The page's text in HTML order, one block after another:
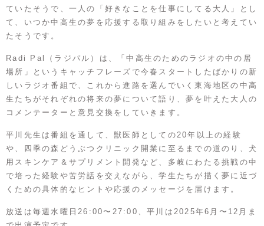
ていたそうで、一人の「好きなことを仕事にしてる大人」とし
て、いつか中高生の夢を応援する取り組みをしたいと考えてい
たそうです。
Radi Pal（ラジパル）は、「中高生のためのラジオの中の居
場所」というキャッチフレーズで今春スタートしたばかりの新
しいラジオ番組で、これから進路を選んでいく東海地区の中高
生たちがそれぞれの将来の夢について語り、夢を叶えた大人の
コメンテーターと意見交換をしていきます。
平川先生は番組を通して、獣医師としての20年以上の経験
や、四季の森どうぶつクリニック開業に至るまでの道のり、犬
用スキンケア＆サプリメント開発など、多岐にわたる挑戦の中
で培った経験や苦労話を交えながら、学生たちが描く夢に近づ
くための具体的なヒントや応援のメッセージを届けます。
放送は毎週水曜日26:00〜27:00、平川は2025年6月〜12月ま